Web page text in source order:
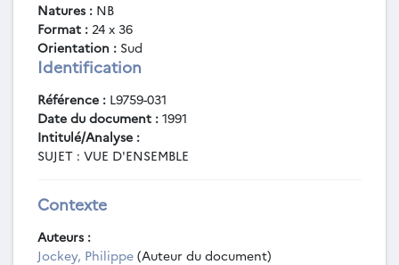
Natures : NB
Format : 24 x 36
Orientation : Sud
Identification
Référence : L9759-031
Date du document : 1991
Intitulé/Analyse :
SUJET : VUE D'ENSEMBLE
Contexte
Auteurs :
Jockey, Philippe (Auteur du document)